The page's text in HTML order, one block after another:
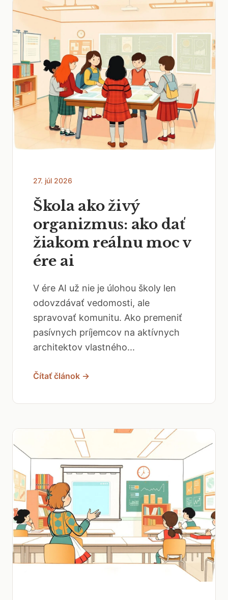
27. júl 2026
Škola ako živý
organizmus: ako dať
žiakom reálnu moc v
ére ai
V ére AI už nie je úlohou školy len
odovzdávať vedomosti, ale
spravovať komunitu. Ako premeniť
pasívnych príjemcov na aktívnych
architektov vlastného...
Čítať článok →